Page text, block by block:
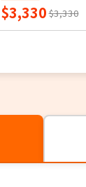
$3,330$3,330